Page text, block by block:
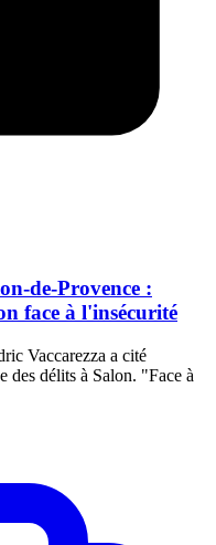
de-Provence :
face à l'insécurité
Vaccarezza a cité
des délits à Salon. "Face à